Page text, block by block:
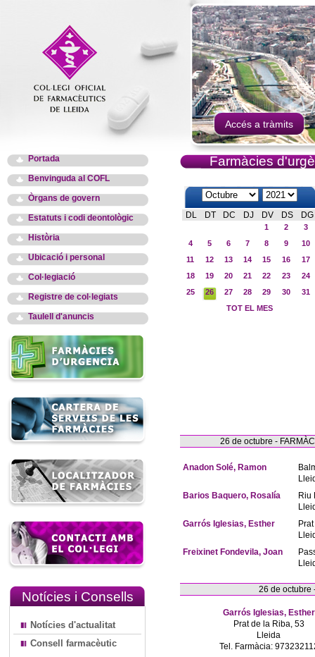
Accés a tràmits
Portada
Benvinguda al COFL
Òrgans de govern
Estatuts i codi deontològic
Història
Ubicació i personal
Col·legiació
Registre de col·legiats
Taulell d'anuncis
Notícies i Consells
Notícies d'actualitat
Consell farmacèutic
Farmàcies
DL DT DC DJ DV DS DG
1 2
3
4
5 6 7 8 9
10
11
12 13 14 15 16
17
18
19 20 21 22 23
24
25
26 27 28 29 30
31
TOT EL MES
26 de octubre -
Anadon Solé, Ramon
Barios Baquero, Rosalía
Riu
Garrós Iglesias, Esther
Freixinet Fondevila, Joan
26 de octubre
Garrós Iglesias, Esther
Prat de la Riba, 53
Lleida
Tel. Farmàcia: